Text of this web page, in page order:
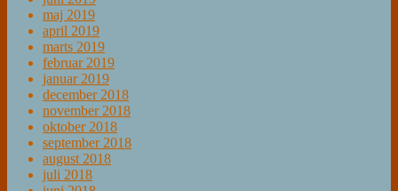
maj 2019
april 2019
marts 2019
februar 2019
januar 2019
december 2018
november 2018
oktober 2018
september 2018
august 2018
juli 2018